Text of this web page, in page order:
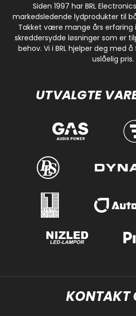
Siden 1997 har BRL
markedsledende lydprodukter til
Takket være mange års erfaring
skreddersydde løsninger som er
behov. Vi i BRL hjelper deg med
uslåelig pris.
UTVALGTE
KONTAKT